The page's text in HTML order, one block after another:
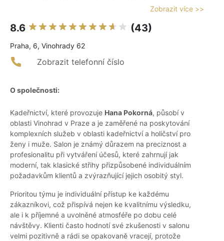
Zobrazit více >>
8.6 (43)
Praha, 6, Vinohrady 62
Zobrazit telefonní číslo
O společnosti:
Kadeřnictví, které provozuje Hana Pokorná, působí v
oblasti Vinohrad v Praze a je zaměřené na poskytování
komplexních služeb v oblasti kadeřnictví a holičství pro
ženy i muže. Salon je známý důrazem na preciznost a
profesionalitu při vytváření účesů, které zahrnují jak
moderní, tak klasické střihy přizpůsobené individuálním
požadavkům klientů a zvýrazňující jejich osobitý styl.
Prioritou týmu je individuální přístup ke každému
zákazníkovi, což přispívá nejen ke kvalitnímu výsledku,
ale i k příjemné a uvolněné atmosféře po dobu celé
návštěvy. Klienti často hodnotí své zkušenosti v salonu
velmi pozitivně a rádi se opakovaně vracejí, protože